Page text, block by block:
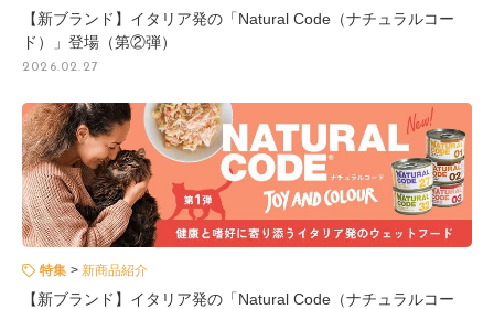
【新ブランド】イタリア発の「Natural Code（ナチュラルコー
ド）」登場（第②弾）
2026.02.27
特集 新商品紹介
【新ブランド】イタリア発の「Natural Code（ナチュラルコー